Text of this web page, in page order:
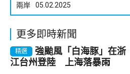
兩岸 05.02.2025
更多即時新聞
精選
強颱風「白海豚」在浙
江台州登陸 上海落暴雨